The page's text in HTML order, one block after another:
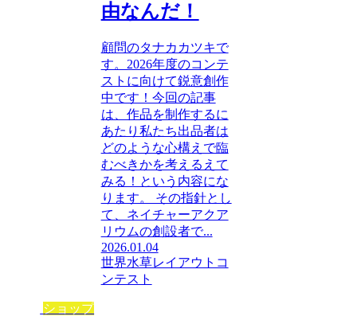
由なんだ！
顧問のタナカカツキで
す。2026年度のコンテ
ストに向けて鋭意創作
中です！今回の記事
は、作品を制作するに
あたり私たち出品者は
どのような心構えで臨
むべきかを考えるえて
みる！という内容にな
ります。 その指針とし
て、ネイチャーアクア
リウムの創設者で...
2026.01.04
世界水草レイアウトコ
ンテスト
ショップ